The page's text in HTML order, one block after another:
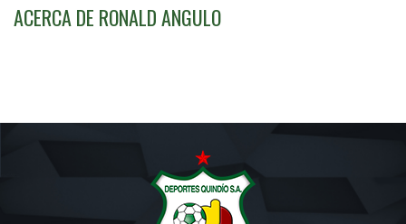
ACERCA DE RONALD ANGULO